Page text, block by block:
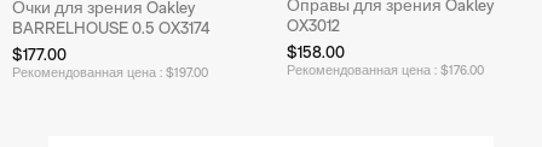
Очки для зрения Oakley
BARRELHOUSE 0.5 OX3174
$177.00
Рекомендованная цена : $197.00
Оправы для зрения Oakley
OX3012
$158.00
Рекомендованная цена : $176.00